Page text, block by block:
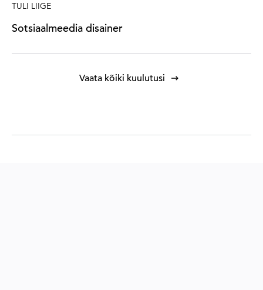
TULI LIIGE
Sotsiaalmeedia disainer
Vaata kõiki kuulutusi